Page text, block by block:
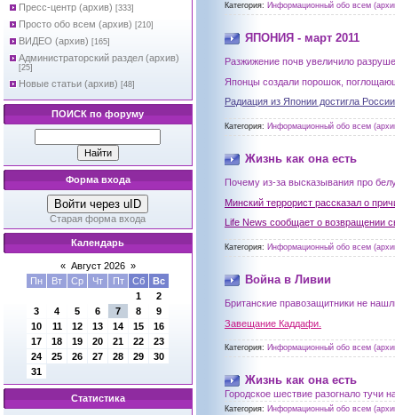
Пресс-центр (архив) [333]
Просто обо всем (архив) [210]
ВИДЕО (архив) [165]
Администраторский раздел (архив)
[25]
Новые статьи (архив) [48]
ПОИСК по форуму
Форма входа
Войти через uID
Старая форма входа
Календарь
« Август 2026 »
Пн
Вт Ср Чт Пт Сб
Вс
1
2
3
4 5 6 7 8
9
10
11 12 13 14 15
16
17
18 19 20 21 22
23
24
25 26 27 28 29
30
31
Статистика
Категория: Информационный обо всем
ЯПОНИЯ - март 2011
Разжижение почв увеличило
Японцы создали порошок,
Радиация из Японии достигла России
Категория: Информационный обо всем
Жизнь как она есть
Почему из-за высказывания про
Минский террорист рассказал о
Life News сообщает о возвращении
Категория: Информационный обо всем
Война в Ливии
Британские правозащитники не
Завещание Каддафи.
Категория: Информационный обо всем
Жизнь как она есть
Городское шествие разогнало тучи
Категория: Информационный обо всем